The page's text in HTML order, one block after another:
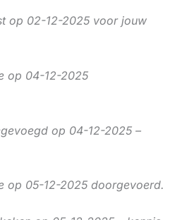
op 02-12-2025 voor jouw
op 04-12-2025
op 04-12-2025 –
op 05-12-2025 doorgevoerd.